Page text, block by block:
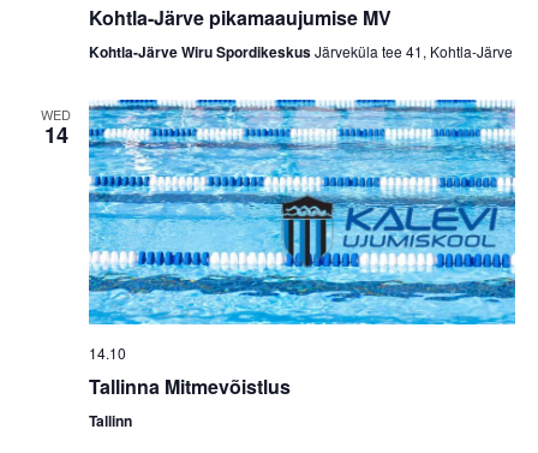
Kohtla-Järve pikamaaujumise MV
Kohtla-Järve Wiru SpordikeskusJärveküla tee 41, Kohtla-Järve
WED
14
14.10
Tallinna Mitmevõistlus
Tallinn